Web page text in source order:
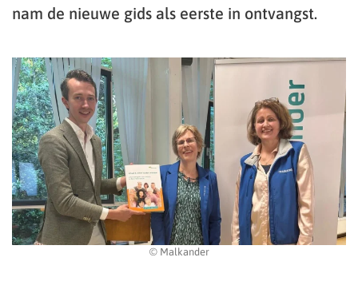
nam de nieuwe gids als eerste in ontvangst.
© Malkander